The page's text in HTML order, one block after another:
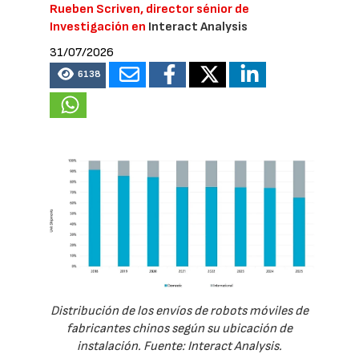
Rueben Scriven, director sénior de
Investigación en Interact Analysis
31/07/2026
6138
Distribución de los envíos de robots móviles de
fabricantes chinos según su ubicación de
instalación. Fuente: Interact Analysis.